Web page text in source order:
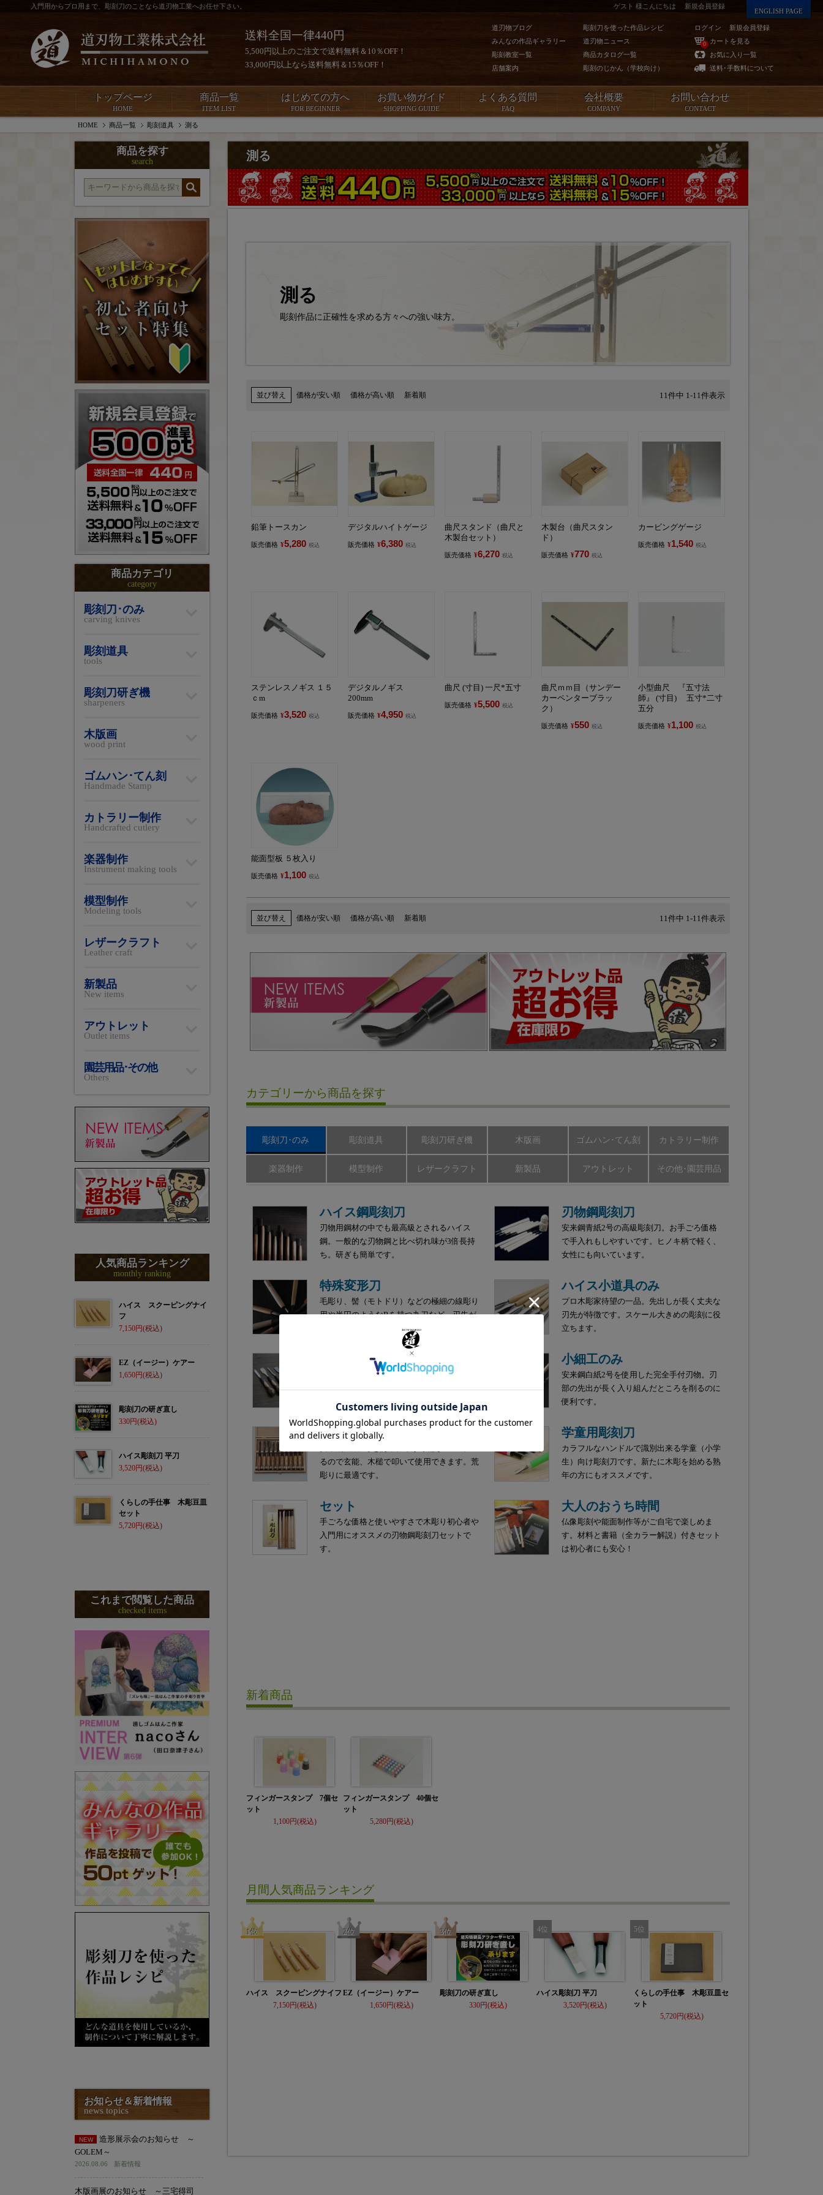
入門用からプロ用まで、彫刻刀のことなら道刃物工業へお任せ下さい。
送料全国一律440円
5,500円以上のご注文で送料無料＆10％OFF！
33,000円以上なら送料無料＆15％OFF！
道刃物ブログ
みんなの作品ギャラリー
彫刻教室一覧
店舗案内
彫刻刀を使った作品レシピ
道刃物ニュース
商品カタログ一覧
彫刻のじかん（学校向け）
ログイン 新規会員登録
0
カートを見る
お気に入り一覧
送料･手数料について
ゲスト 様こんにちは 新規会員登録
ENGLISH PAGE
トップページ
HOME
商品一覧
ITEM LIST
はじめての方へ
FOR BEGINNER
お買い物ガイド
SHOPPING GUIDE
よくある質問
FAQ
会社概要
COMPANY
お問い合わせ
CONTACT
HOME 商品一覧 彫刻道具 測る
測る
測る
彫刻作品に正確性を求める方々への強い味方。
並び替え 価格が安い順 価格が高い順 新着順 11 件中 1 -11 件表示
鉛筆トースカン
販売価格 ¥5,280 税込
デジタルハイトゲージ
販売価格 ¥6,380 税込
曲尺スタンド（曲尺と
木製台セット）
販売価格 ¥6,270 税込
木製台（曲尺スタン
ド）
販売価格 ¥770 税込
カービングゲージ
販売価格 ¥1,540 税込
ステンレスノギス １５
ｃm
販売価格 ¥3,520 税込
デジタルノギス
200mm
販売価格 ¥4,950 税込
曲尺 (寸目) 一尺*五寸
販売価格 ¥5,500 税込
曲尺ｍｍ目（サンデー
カーペンターブラッ
ク）
販売価格 ¥550 税込
小型曲尺 『五寸法
師』 (寸目) 五寸*二寸
五分
販売価格 ¥1,100 税込
能面型板 ５枚入り
販売価格 ¥1,100 税込
並び替え 価格が安い順 価格が高い順 新着順 11 件中 1 -11 件表示
カテゴリーから商品を探す
彫刻刀･のみ 彫刻道具 彫刻刀研ぎ機 木版画 ゴムハン･てん刻 カトラリー制作
楽器制作 模型制作 レザークラフト 新製品 アウトレット その他･園芸用品
ハイス鋼彫刻刀
刃物用鋼材の中でも最高級とされるハイス
鋼。一般的な刃物鋼と比べ切れ味が3倍長持
ち。研ぎも簡単です。
刃物鋼彫刻刀
安来鋼青紙2号の高級彫刻刀。お手ごろ価格
で手入れもしやすいです。ヒノキ柄で軽く、
女性にも向いています。
特殊変形刀
毛彫り、髻（モトドリ）などの極細の線彫り
用や半円のようなRを持つ丸刀など、刃先が
特殊な形状の彫刻刀です。
ハイス小道具のみ
プロ木彫家待望の一品。先出しが長く丈夫な
刃先が特徴です。スケール大きめの彫刻に役
立ちます。
ウッディチゼル
ハンドクラフトギター、ヴァイオリンなど楽
器制作や木工作業に便利なのみです。硬い木
にも強く、刃持ちも抜群です。
小細工のみ
安来鋼白紙2号を使用した完全手付刃物。刃
部の先出が長く入り組んだところを削るのに
便利です。
木彫のみ
るので玄能、木槌で叩いて使用できます。荒
彫りに最適です。
学童用彫刻刀
カラフルなハンドルで識別出来る学童（小学
生）向け彫刻刀です。新たに木彫を始める熟
年の方にもオススメです。
セット
手ごろな価格と使いやすさで木彫り初心者や
入門用にオススメの刃物鋼彫刻刀セットで
す。
大人のおうち時間
仏像彫刻や能面制作等がご自宅で楽しめま
す。材料と書籍（全カラー解説）付きセット
は初心者にも安心！
新着商品
フィンガースタンプ 7個セ
ット
1,100
フィンガースタンプ 40個セ
ット
5,280
月間人気商品ランキング
ハイス スクーピングナイフ
7,150
EZ（イージー）ケアー
1,650
彫刻刀の研ぎ直し
330
ハイス彫刻刀 平刀
3,520
くらしの手仕事 木彫豆皿セ
ット
5,720
商品を探す
search
商品カテゴリ
category
彫刻刀･のみ
carving knives
彫刻道具
tools
彫刻刀研ぎ機
sharpeners
木版画
wood print
ゴムハン･てん刻
Handmade Stamp
カトラリー制作
Handcrafted cutlery
楽器制作
Instrument making tools
模型制作
Modeling tools
レザークラフト
Leather craft
新製品
New items
アウトレット
Outlet items
園芸用品･その他
Others
人気商品ランキング
monthly ranking
ハイス スクーピングナイ
フ
7,150
EZ（イージー）ケアー
1,650
彫刻刀の研ぎ直し
330
ハイス彫刻刀 平刀
3,520
くらしの手仕事 木彫豆皿
セット
5,720
これまで閲覧した商品
checked items
お知らせ＆新着情報
news topics